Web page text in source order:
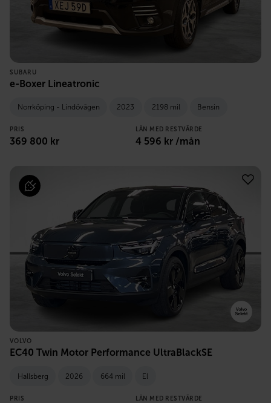
SUBARU
e-Boxer Lineatronic
Norrköping - Lindövägen 2023 2198 mil Bensin
PRIS
369 800 kr
LÅN MED RESTVÄRDE
4 596 kr /mån
VOLVO
EC40 Twin Motor Performance UltraBlackSE
Hallsberg 2026 664 mil El
PRIS LÅN MED RESTVÄRDE